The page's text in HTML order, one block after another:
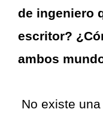
de ingeniero
escritor?
ambos
No existe